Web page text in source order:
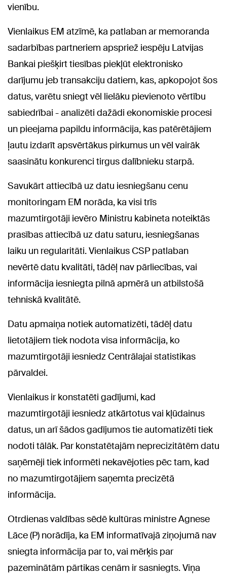
vienību.
Vienlaikus EM atzīmē, ka patlaban ar memoranda
sadarbības partneriem apspriež iespēju Latvijas
Bankai piešķirt tiesības piekļūt elektronisko
darījumu jeb transakciju datiem, kas, apkopojot šos
datus, varētu sniegt vēl lielāku pievienoto vērtību
sabiedrībai - analizēti dažādi ekonomiskie procesi
un pieejama papildu informācija, kas patērētājiem
ļautu izdarīt apsvērtākus pirkumus un vēl vairāk
saasinātu konkurenci tirgus dalībnieku starpā.
Savukārt attiecībā uz datu iesniegšanu cenu
monitoringam EM norāda, ka visi trīs
mazumtirgotāji ievēro Ministru kabineta noteiktās
prasības attiecībā uz datu saturu, iesniegšanas
laiku un regularitāti. Vienlaikus CSP patlaban
nevērtē datu kvalitāti, tādēļ nav pārliecības, vai
informācija iesniegta pilnā apmērā un atbilstošā
tehniskā kvalitātē.
Datu apmaiņa notiek automatizēti, tādēļ datu
lietotājiem tiek nodota visa informācija, ko
mazumtirgotāji iesniedz Centrālajai statistikas
pārvaldei.
Vienlaikus ir konstatēti gadījumi, kad
mazumtirgotāji iesniedz atkārtotus vai kļūdainus
datus, un arī šādos gadījumos tie automatizēti tiek
nodoti tālāk. Par konstatētajām neprecizitātēm datu
saņēmēji tiek informēti nekavējoties pēc tam, kad
no mazumtirgotājiem saņemta precizētā
informācija.
Otrdienas valdības sēdē kultūras ministre Agnese
Lāce (P) norādīja, ka EM informatīvajā ziņojumā nav
sniegta informācija par to, vai mērķis par
pazeminātām pārtikas cenām ir sasniegts. Viņa